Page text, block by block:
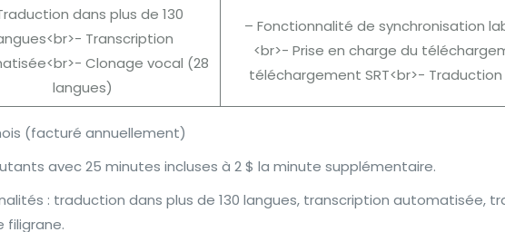
dans plus de 130
Transcription
Clonage vocal (28
langues)
– Fonctionnalité de synchronisation
<br>- Prise en charge du
téléchargement SRT<br>-
(facturé annuellement)
avec 25 minutes incluses à 2 $ la minute supplémentaire.
: traduction dans plus de 130 langues, transcription automatisée,
filigrane.